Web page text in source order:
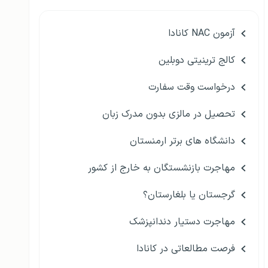
آزمون NAC کانادا
کالج ترینیتی دوبلین
درخواست وقت سفارت
تحصیل در مالزی بدون مدرک زبان
دانشگاه های برتر ارمنستان
مهاجرت بازنشستگان به خارج از کشور
گرجستان یا بلغارستان؟
مهاجرت دستیار دندانپزشک
فرصت مطالعاتی در کانادا